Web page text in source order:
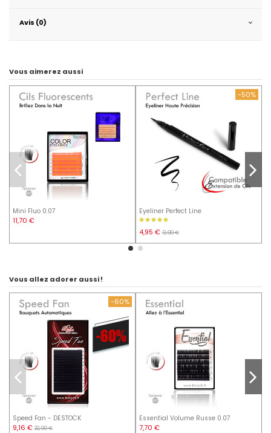
Avis (0)
Vous aimerez aussi
Mini Fluo 0.07
11,70 €
-50%
Eyeliner Perfect Line
4,95 € 9,90 €
Vous allez adorer aussi !
-60%
Speed Fan - DESTOCK
9,16 € 22,90 €
Essential Volume Russe 0.07
7,70 €